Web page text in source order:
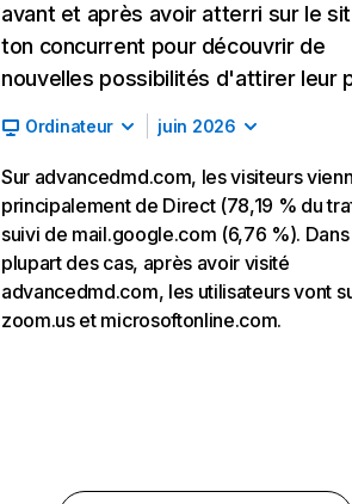
avant et après avoir atterri sur le
ton concurrent pour découvrir de
nouvelles possibilités d'attirer leur
Ordinateur juin 2026
Sur advancedmd.com, les visiteurs
principalement de Direct (78,19 % du
suivi de mail.google.com (6,76 %). Dans
plupart des cas, après avoir visité
advancedmd.com, les utilisateurs vont
zoom.us et microsoftonline.com.